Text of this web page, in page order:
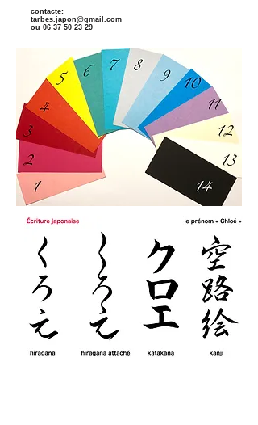
contacte:
tarbes.japon@gmail.com
ou 06 37 50 23 29